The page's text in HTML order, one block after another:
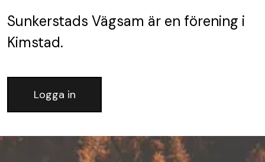
Sunkerstads Vägsam är en förening i
Kimstad.
Logga in